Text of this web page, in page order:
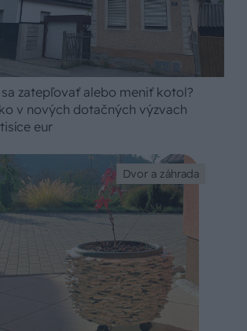
zatepľovať alebo meniť kotol?
v nových dotačných výzvach
eur
Dvor a záhrada